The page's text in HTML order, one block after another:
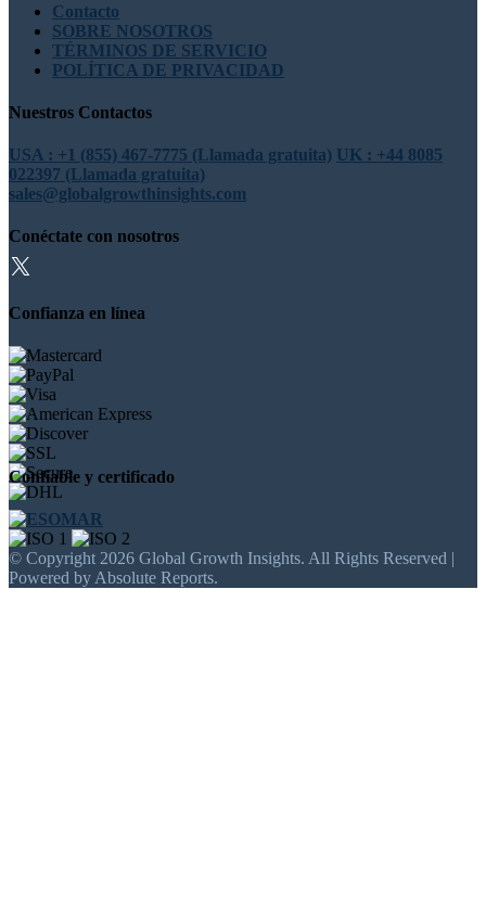
Contacto
SOBRE NOSOTROS
TÉRMINOS DE SERVICIO
POLÍTICA DE PRIVACIDAD
Nuestros Contactos
USA : +1 (855) 467-7775 (Llamada gratuita) UK : +44 8085
022397 (Llamada gratuita)
sales@globalgrowthinsights.com
Conéctate con nosotros
Confianza en línea
Confiable y certificado
© Copyright 2026 Global Growth Insights. All Rights Reserved |
Powered by Absolute Reports.